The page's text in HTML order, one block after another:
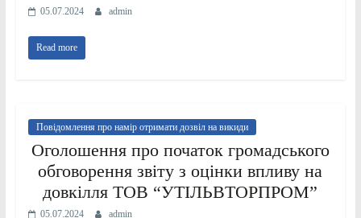
05.07.2024 admin
Read more
Повідомлення про намір отримати дозвіл на викиди
Оголошення про початок громадського
обговорення звіту з оцінки впливу на
довкілля ТОВ “УТІЛЬВТОРПРОМ”
05.07.2024 admin